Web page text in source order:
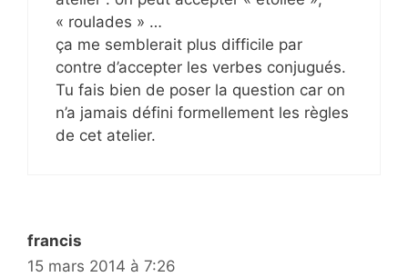
« roulades » …
ça me semblerait plus difficile par
contre d’accepter les verbes conjugués.
Tu fais bien de poser la question car on
n’a jamais défini formellement les règles
de cet atelier.
francis
15 mars 2014 à 7:26